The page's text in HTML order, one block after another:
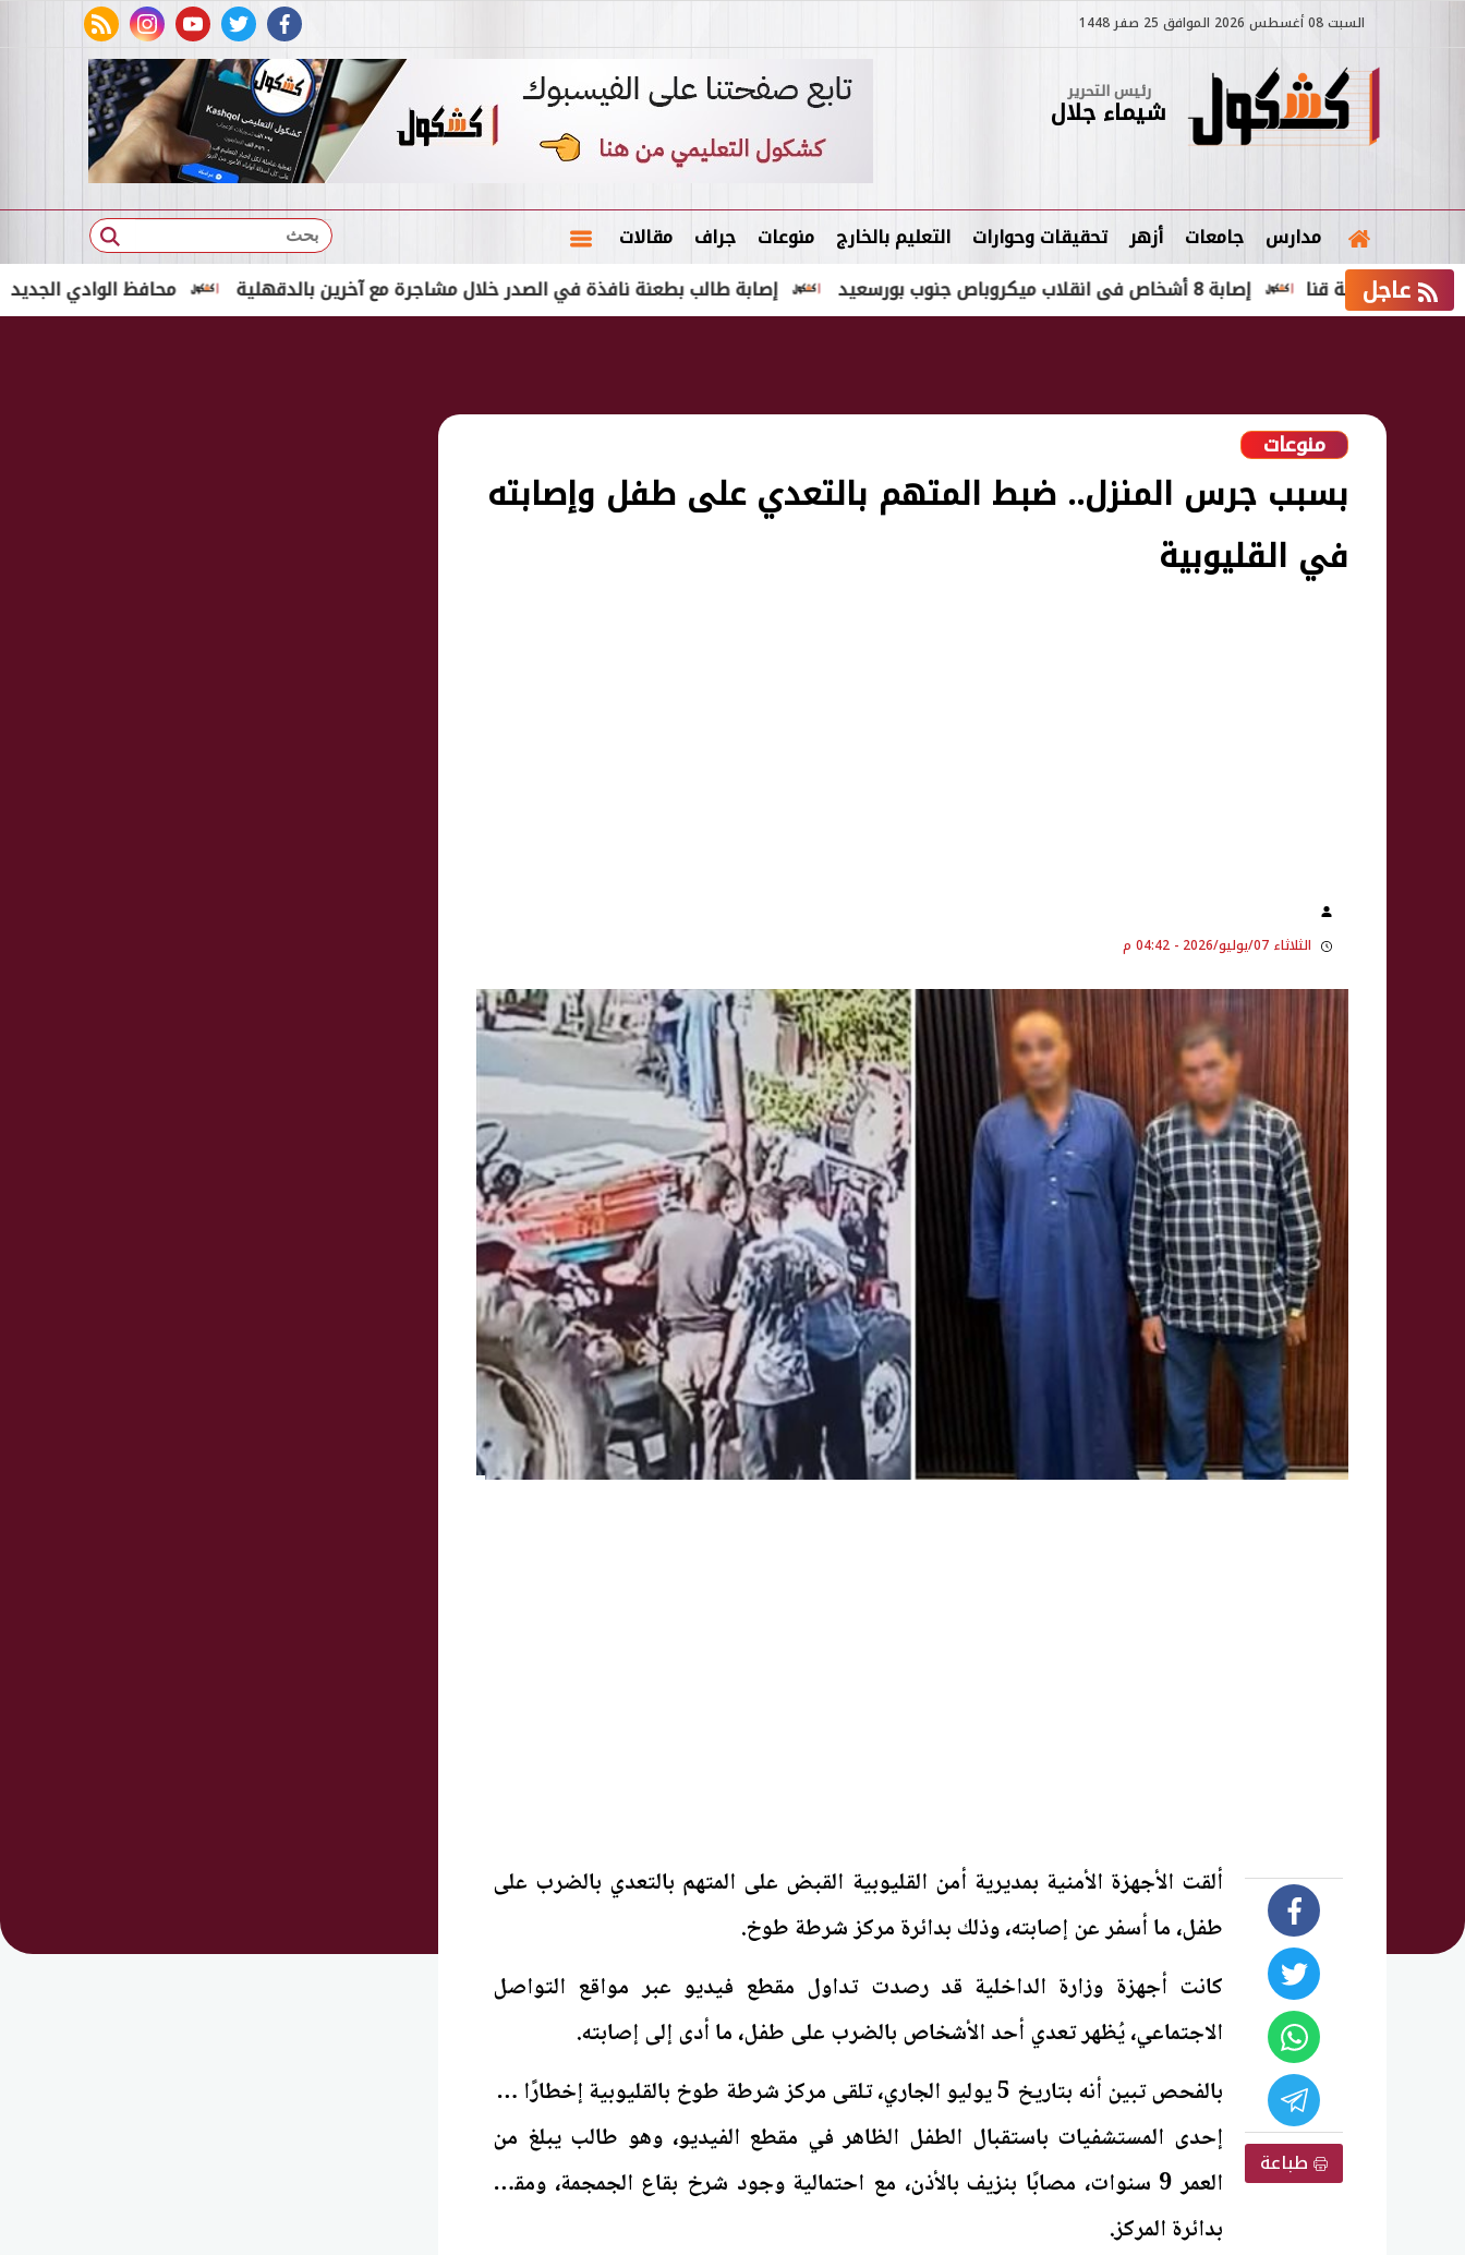
السبت 08 أغسطس 2026 الموافق 25 صفر 1448
facebook
twitter
youtube
instagram
rss feed
رئيس التحرير
شيماء جلال
مدارس جامعات أزهر تحقيقات وحوارات التعليم بالخارج منوعات جراف مقالات بحث
عاجل محافظ الوادي الجديد توقّع إصابة طالب بطعنة نافذة في الصدر خلال مشاجرة مع آخرين بالدقهلية إصابة 8 أشخاص فى انقلاب ميكروباص جنوب بورسعيد
منوعات
بسبب جرس المنزل.. ضبط المتهم بالتعدي على طفل وإصابته
في القليوبية
الثلاثاء 07/يوليو/2026 - 04:42 م
طباعة
ألقت الأجهزة الأمنية بمديرية أمن القليوبية القبض على المتهم بالتعدي بالضرب على
طفل، ما أسفر عن إصابته، وذلك بدائرة مركز شرطة طوخ.
كانت أجهزة وزارة الداخلية قد رصدت تداول مقطع فيديو عبر مواقع التواصل
الاجتماعي، يُظهر تعدي أحد الأشخاص بالضرب على طفل، ما أدى إلى إصابته.
بالفحص تبين أنه بتاريخ 5 يوليو الجاري، تلقى مركز شرطة طوخ بالقليوبية إخطارًا من
إحدى المستشفيات باستقبال الطفل الظاهر في مقطع الفيديو، وهو طالب يبلغ من
العمر 9 سنوات، مصابًا بنزيف بالأذن، مع احتمالية وجود شرخ بقاع الجمجمة، ومقيم
بدائرة المركز.